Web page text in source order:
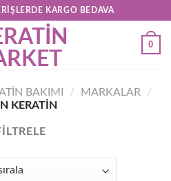
KARGO BEDAVA
0
BAKIMI / MARKALAR
/
KERATIN